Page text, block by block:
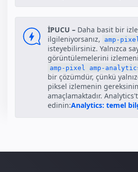
İPUCU – Daha basit bir
ilgileniyorsanız,
amp-
isteyebilirsiniz. Yalnızca
görüntülemelerini
amp-pixel amp-
bir çözümdür, çünkü
piksel izlemenin
amaçlamaktadır.
edinin:Analytics: temel